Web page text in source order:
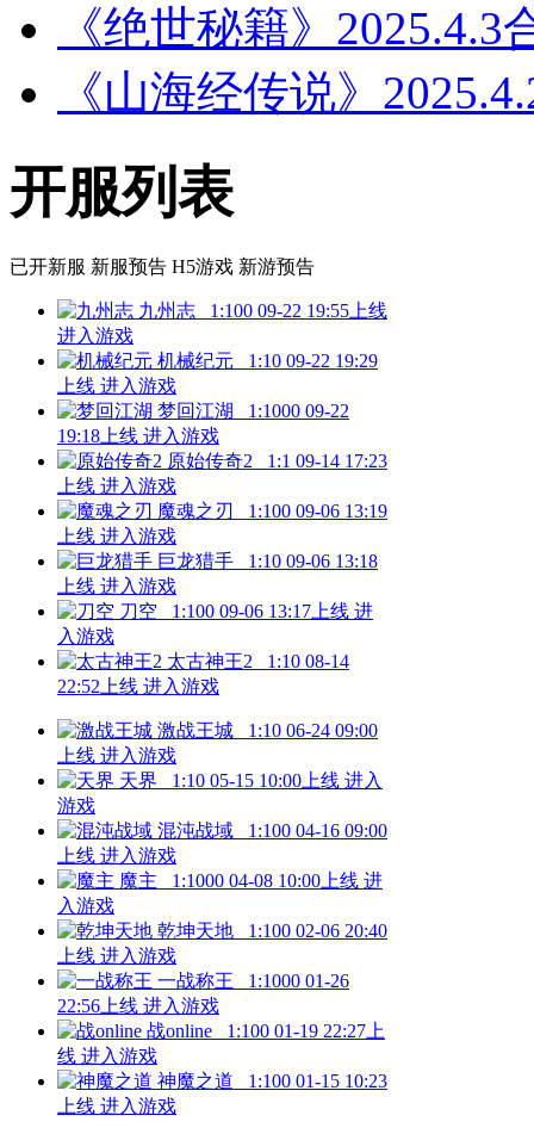
《绝世秘籍》
《山海经传说》
开服列表
已开新服 新服预告 H5游戏 新游预告
九州志 1:100 09-22 19:55上线
进入游戏
机械纪元
1:10 09-22 19:29
上线 进入游戏
梦回江湖
1:1000 09-22
19:18上线 进入游戏
原始传奇2
1:1 09-14 17:23
上线 进入游戏
魔魂之刃
1:100 09-06 13:19
上线 进入游戏
巨龙猎手
1:10 09-06 13:18
上线 进入游戏
刀空
1:100 09-06 13:17上线 进
入游戏
太古神王2
1:10 08-14
22:52上线 进入游戏
激战王城 1:10 06-24 09:00
上线 进入游戏
天界
1:10 05-15 10:00上线 进入
游戏
混沌战域
1:100 04-16 09:00
上线 进入游戏
魔主
1:1000 04-08 10:00上线 进
入游戏
乾坤天地
1:100 02-06 20:40
上线 进入游戏
一战称王
1:1000 01-26
22:56上线 进入游戏
战online
1:100 01-19 22:27上
线 进入游戏
神魔之道
1:100 01-15 10:23
上线 进入游戏